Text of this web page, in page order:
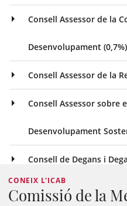
Consell Assessor de la
Desenvolupament (0,7%)
Consell Assessor de la
Consell Assessor sobre
Desenvolupament
Consell de Degans i
CONEIX L'ICAB
Comissió de la